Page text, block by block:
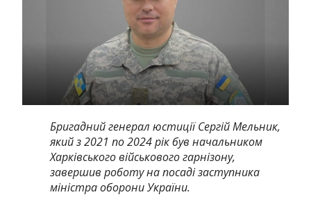
Бригадний генерал юстиції Сергій Мельник,
який з 2021 по 2024 рік був начальником
Харківського військового гарнізону,
завершив роботу на посаді заступника
міністра оборони України.